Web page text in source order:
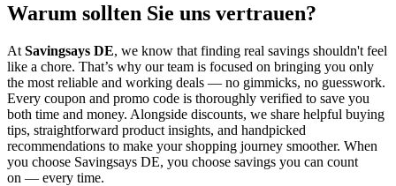
Warum sollten Sie uns vertrauen?
At Savingsays DE, we know that finding real savings shouldn't feel
like a chore. That’s why our team is focused on bringing you only
the most reliable and working deals — no gimmicks, no guesswork.
Every coupon and promo code is thoroughly verified to save you
both time and money. Alongside discounts, we share helpful buying
tips, straightforward product insights, and handpicked
recommendations to make your shopping journey smoother. When
you choose Savingsays DE, you choose savings you can count
on — every time.